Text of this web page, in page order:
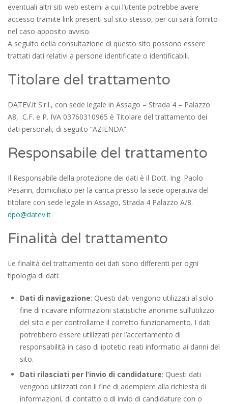
eventuali altri siti web esterni a cui l’utente potrebbe avere
accesso tramite link presenti sul sito stesso, per cui sarà fornito
nel caso apposito avviso.
A seguito della consultazione di questo sito possono essere
trattati dati relativi a persone identificate o identificabili.
Titolare del trattamento
DATEV.it S.r.l., con sede legale in Assago – Strada 4 – Palazzo
A8, C.F. e P. IVA 03760310965 è Titolare del trattamento dei
dati personali, di seguito “AZIENDA”.
Responsabile del trattamento
Il Responsabile della protezione dei dati è il Dott. Ing. Paolo
Pesarin, domiciliato per la carica presso la sede operativa del
titolare con sede legale in Assago, Strada 4 Palazzo A/8.
dpo@datev.it
Finalità del trattamento
Le finalità del trattamento dei dati sono differenti per ogni
tipologia di dati:
Dati di navigazione: Questi dati vengono utilizzati al solo
fine di ricavare informazioni statistiche anonime sull’utilizzo
del sito e per controllarne il corretto funzionamento. I dati
potrebbero essere utilizzati per l’accertamento di
responsabilità in caso di ipotetici reati informatici ai danni del
sito.
Dati rilasciati per l’invio di candidature: Questi dati
vengono utilizzati con il fine di adempiere alla richiesta di
informazioni, di contatto o di invio di candidature con o